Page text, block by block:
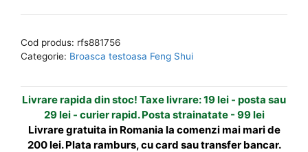
Broscuta
din
pentru
sanatate
si
noroc
e
n
t
i
Cod produs: rfs881756
Categorie: Broasca testoasa Feng Shui
Livrare rapida din stoc! Taxe livrare: 19 lei - posta sau
29 lei - curier rapid. Posta strainatate - 99 lei
Livrare gratuita in Romania la comenzi mai mari de
200 lei. Plata ramburs, cu card sau transfer bancar.